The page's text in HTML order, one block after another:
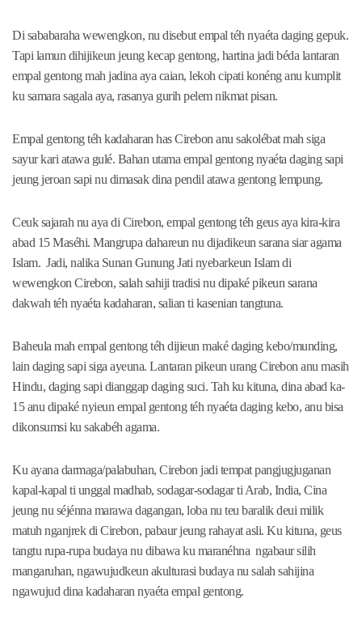
Di sababaraha wewengkon, nu disebut empal téh nyaéta daging gepuk.
Tapi lamun dihijikeun jeung kecap gentong, hartina jadi béda lantaran
empal gentong mah jadina aya caian, lekoh cipati konéng anu kumplit
ku samara sagala aya, rasanya gurih pelem nikmat pisan.
Empal gentong téh kadaharan has Cirebon anu sakolébat mah siga
sayur kari atawa gulé. Bahan utama empal gentong nyaéta daging sapi
jeung jeroan sapi nu dimasak dina pendil atawa gentong lempung.
Ceuk sajarah nu aya di Cirebon, empal gentong téh geus aya kira-kira
abad 15 Maséhi. Mangrupa dahareun nu dijadikeun sarana siar agama
Islam. Jadi, nalika Sunan Gunung Jati nyebarkeun Islam di
wewengkon Cirebon, salah sahiji tradisi nu dipaké pikeun sarana
dakwah téh nyaéta kadaharan, salian ti kasenian tangtuna.
Baheula mah empal gentong téh dijieun maké daging kebo/munding,
lain daging sapi siga ayeuna. Lantaran pikeun urang Cirebon anu masih
Hindu, daging sapi dianggap daging suci. Tah ku kituna, dina abad ka-
15 anu dipaké nyieun empal gentong téh nyaéta daging kebo, anu bisa
dikonsumsi ku sakabéh agama.
Ku ayana darmaga/palabuhan, Cirebon jadi tempat pangjugjuganan
kapal-kapal ti unggal madhab, sodagar-sodagar ti Arab, India, Cina
jeung nu séjénna marawa dagangan, loba nu teu baralik deui milik
matuh nganjrek di Cirebon, pabaur jeung rahayat asli. Ku kituna, geus
tangtu rupa-rupa budaya nu dibawa ku maranéhna ngabaur silih
mangaruhan, ngawujudkeun akulturasi budaya nu salah sahijina
ngawujud dina kadaharan nyaéta empal gentong.